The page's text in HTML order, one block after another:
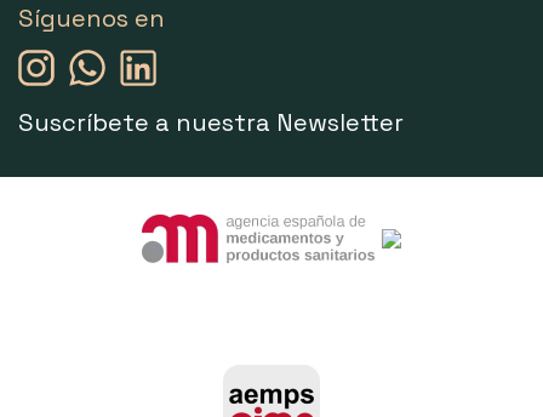
Síguenos en
Suscríbete a nuestra Newsletter